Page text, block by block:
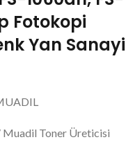
Fotokopi
Yan Sanayi
Muadil Toner Üreticisi